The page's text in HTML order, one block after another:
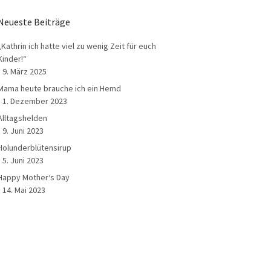
Beiträge
ich hatte viel zu wenig Zeit für euch
9. März 2025
heute brauche ich ein Hemd
1. Dezember 2023
9. Juni 2023
5. Juni 2023
Mother‘s Day
14. Mai 2023